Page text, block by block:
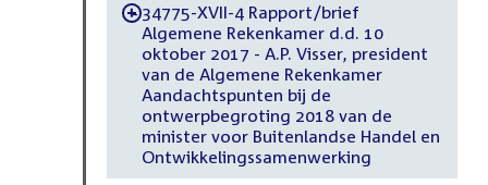
-34775-XVII-4 Rapport/brief
Algemene Rekenkamer d.d. 10
oktober 2017 - A.P. Visser, president
van de Algemene Rekenkamer
Aandachtspunten bij de
ontwerpbegroting 2018 van de
minister voor Buitenlandse Handel en
Ontwikkelingssamenwerking